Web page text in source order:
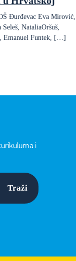
Đurđevac Eva Mirović,
NataliaOršuš,
Emanuel Funtek, […]
i
Traži